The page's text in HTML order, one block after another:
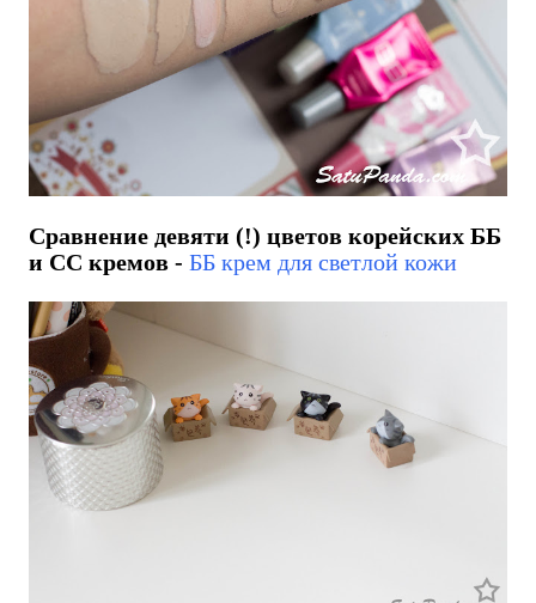
Сравнение девяти (!) цветов корейских ББ
и СС кремов - ББ крем для светлой кожи